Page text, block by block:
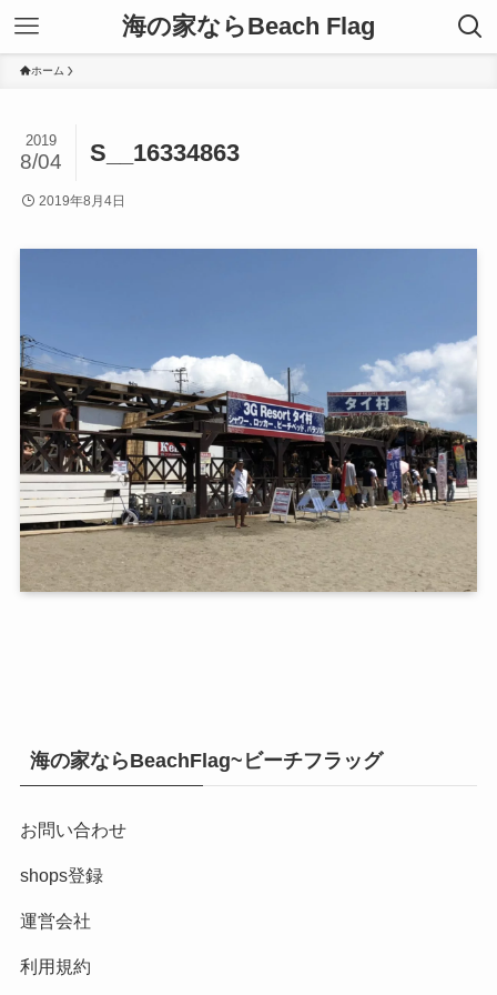
海の家ならBeach Flag
ホーム
S__16334863
2019
8/04
2019年8月4日
海の家ならBeachFlag~ビーチフラッグ
お問い合わせ
shops登録
運営会社
利用規約